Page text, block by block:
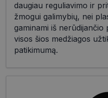
daugiau reguliavimo ir
žmogui galimybių, nei
gaminami iš
visos šios medžiagos
patikimumą.